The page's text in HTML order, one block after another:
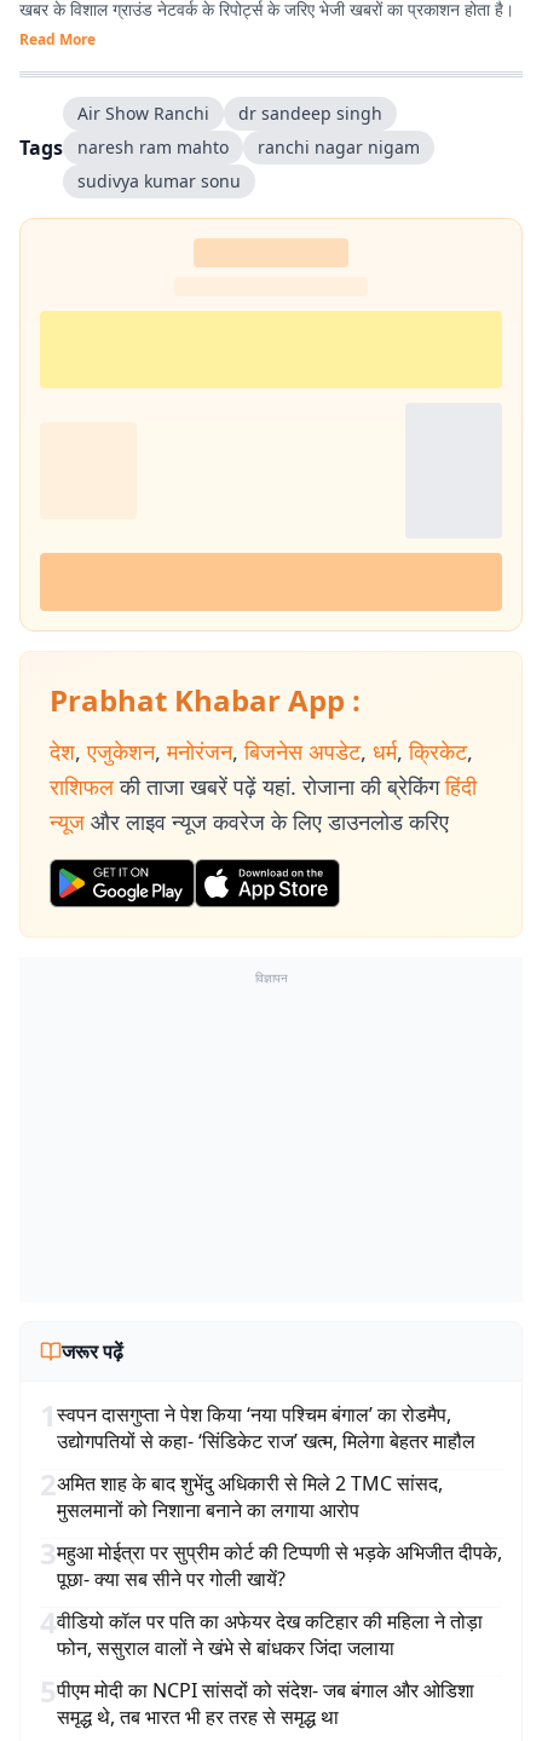
खबर के विशाल ग्राउंड नेटवर्क के रिपोर्ट्स के जरिए भेजी खबरों का प्रकाशन होता है।
Read More
Tags
Air Show Ranchi
dr sandeep singh
naresh ram mahto
ranchi nagar nigam
sudivya kumar sonu
Prabhat Khabar App :
देश, एजुकेशन, मनोरंजन, बिजनेस अपडेट, धर्म, क्रिकेट,
राशिफल की ताजा खबरें पढ़ें यहां. रोजाना की ब्रेकिंग हिंदी
न्यूज और लाइव न्यूज कवरेज के लिए डाउनलोड करिए
विज्ञापन
जरूर पढ़ें
1स्वपन दासगुप्ता ने पेश किया ‘नया पश्चिम बंगाल’ का रोडमैप,
उद्योगपतियों से कहा- ‘सिंडिकेट राज’ खत्म, मिलेगा बेहतर माहौल
2अमित शाह के बाद शुभेंदु अधिकारी से मिले 2 TMC सांसद,
मुसलमानों को निशाना बनाने का लगाया आरोप
3महुआ मोईत्रा पर सुप्रीम कोर्ट की टिप्पणी से भड़के अभिजीत दीपके,
पूछा- क्या सब सीने पर गोली खायें?
4वीडियो कॉल पर पति का अफेयर देख कटिहार की महिला ने तोड़ा
फोन, ससुराल वालों ने खंभे से बांधकर जिंदा जलाया
5पीएम मोदी का NCPI सांसदों को संदेश- जब बंगाल और ओडिशा
समृद्ध थे, तब भारत भी हर तरह से समृद्ध था